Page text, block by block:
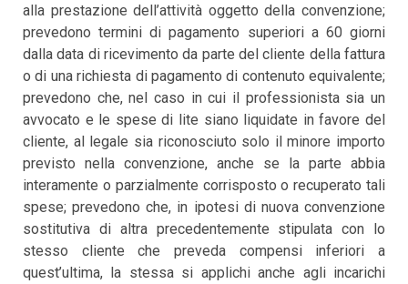
alla prestazione dell’attività oggetto della convenzione;
prevedono termini di pagamento superiori a 60 giorni
dalla data di ricevimento da parte del cliente della fattura
o di una richiesta di pagamento di contenuto equivalente;
prevedono che, nel caso in cui il professionista sia un
avvocato e le spese di lite siano liquidate in favore del
cliente, al legale sia riconosciuto solo il minore importo
previsto nella convenzione, anche se la parte abbia
interamente o parzialmente corrisposto o recuperato tali
spese; prevedono che, in ipotesi di nuova convenzione
sostitutiva di altra precedentemente stipulata con lo
stesso cliente che preveda compensi inferiori a
quest’ultima, la stessa si applichi anche agli incarichi